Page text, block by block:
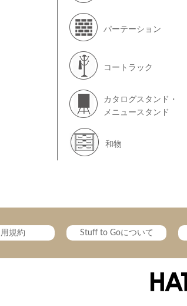
パーテーション
コートラック
カタログスタンド・
メニュースタンド
和物
規約 Stuff to Goについて